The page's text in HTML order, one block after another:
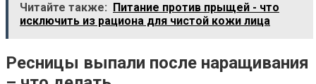
Читайте также: Питание против прыщей - что
исключить из рациона для чистой кожи лица
Ресницы выпали после наращивания